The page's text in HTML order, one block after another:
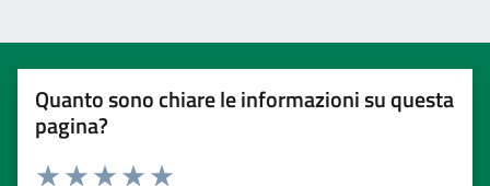
Quanto sono chiare le informazioni su questa
pagina?